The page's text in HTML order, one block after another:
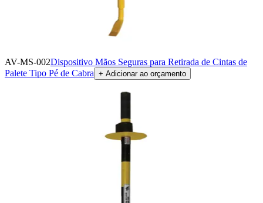
AV-MS-002Dispositivo Mãos Seguras para Retirada de Cintas de
Palete Tipo Pé de Cabra + Adicionar ao orçamento